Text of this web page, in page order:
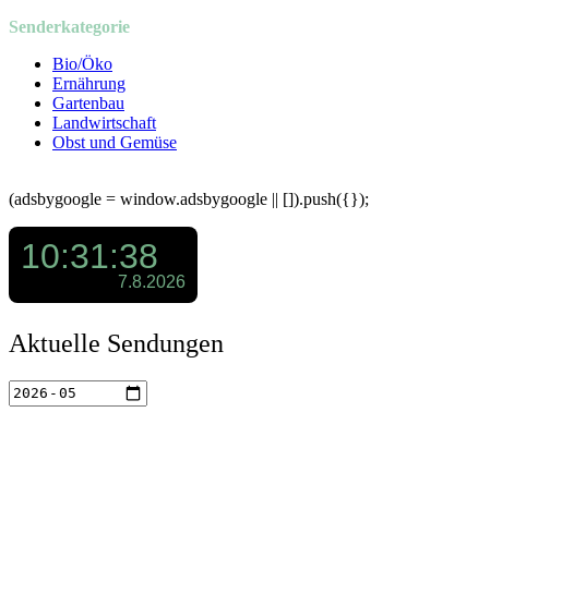
Senderkategorie
Bio/Öko
Ernährung
Gartenbau
Landwirtschaft
Obst und Gemüse
(adsbygoogle = window.adsbygoogle || []).push({});
Aktuelle Sendungen